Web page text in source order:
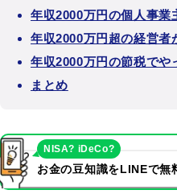
年収2000万円の個人事業
年収2000万円超の経営者
年収2000万円の節税でや
まとめ
お金の豆知識をLINEで無
NISA? iDeCo?